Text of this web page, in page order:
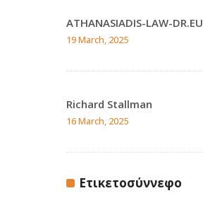
ATHANASIADIS-LAW-DR.EU
19 March, 2025
Richard Stallman
16 March, 2025
Ετικετοσύννεφο